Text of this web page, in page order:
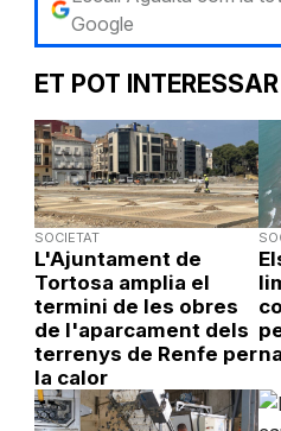
Google
ET POT INTERESSAR
SOCIETAT
L'Ajuntament de
Tortosa amplia el
termini de les obres
de l'aparcament dels
terrenys de Renfe per
la calor